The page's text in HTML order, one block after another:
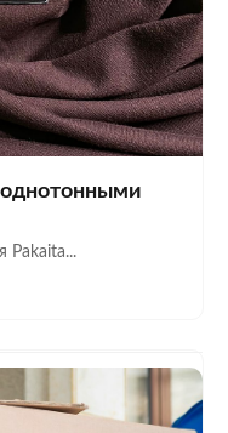
Pakaita...